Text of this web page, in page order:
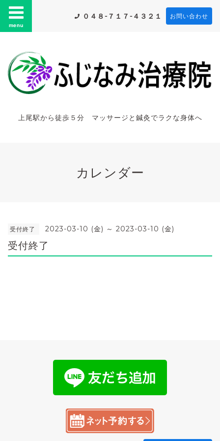
menu
０４８-７１７-４３２１ お問い合わせ
上尾駅から徒歩５分 マッサージと鍼灸でラクな身体へ
カレンダー
受付終了 2023-03-10 (金) ～ 2023-03-10 (金)
受付終了